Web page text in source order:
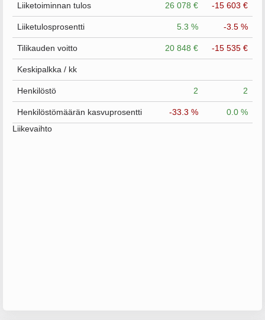
Liiketoiminnan tulos 26 078 € -15 603 €
Liiketulosprosentti 5.3 % -3.5 %
Tilikauden voitto 20 848 € -15 535 €
Keskipalkka / kk
Henkilöstö 2 2
Henkilöstömäärän kasvuprosentti -33.3 %
0.0 %
Liikevaihto